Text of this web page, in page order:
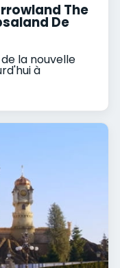
The
De
la nouvelle
à